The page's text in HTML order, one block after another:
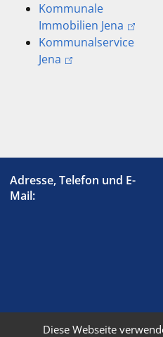
Kommunale
Immobilien Jena
Kommunalservice
Jena
Adresse, Telefon und E-
Mail:
Diese Webseite